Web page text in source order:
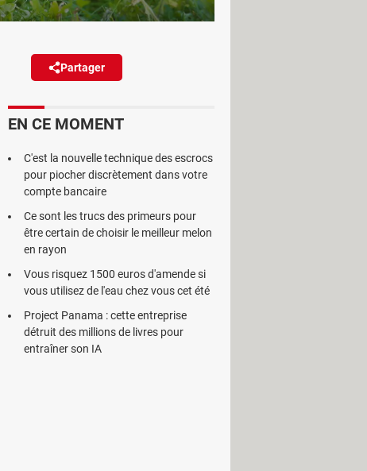
Partager
s'il était votre animal de
!
de chaussures, et vous ne
tout fait comme il faut, mais
à portée de son museau.
possible avec DDog, une
Frédéric Arnault, un éducateur
chien", pour reprendre les mots de
à mieux réagir au quotidien face
réagir – un chiot qui fait ses
souvent trop génériques et mal
EN CE MOMENT
C'est la nouvelle technique des escrocs
pour piocher discrètement dans votre
compte bancaire
Ce sont les trucs des primeurs pour
être certain de choisir le meilleur melon
en rayon
Vous risquez 1500 euros d'amende si
vous utilisez de l'eau chez vous cet été
Project Panama : cette entreprise
détruit des millions de livres pour
entraîner son IA